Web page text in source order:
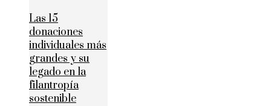
Las 15
donaciones
individuales más
grandes y su
legado en la
filantropía
sostenible